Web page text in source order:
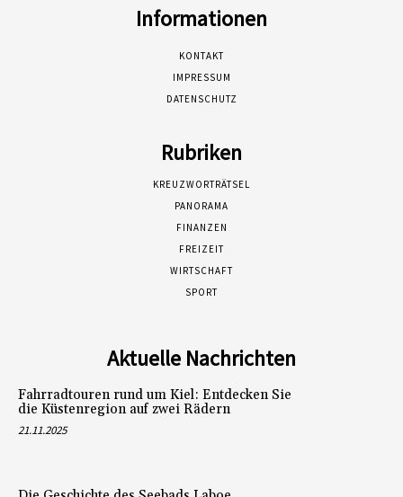
Informationen
KONTAKT
IMPRESSUM
DATENSCHUTZ
Rubriken
KREUZWORTRÄTSEL
PANORAMA
FINANZEN
FREIZEIT
WIRTSCHAFT
SPORT
Aktuelle Nachrichten
Fahrradtouren rund um Kiel: Entdecken Sie
die Küstenregion auf zwei Rädern
21.11.2025